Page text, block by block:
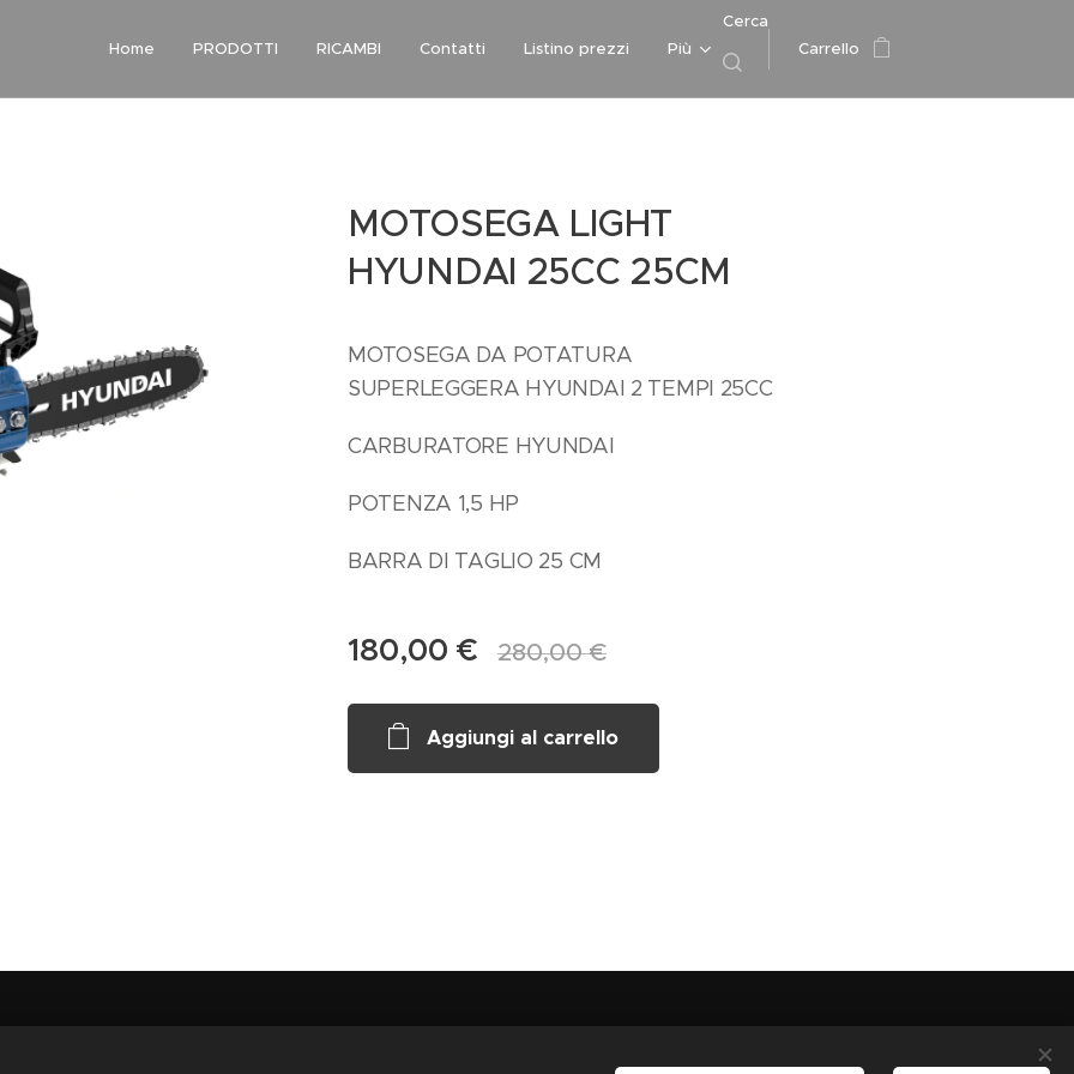
Home PRODOTTI RICAMBI Contatti Listino prezzi Più
Cerca
Carrello
MOTOSEGA LIGHT
HYUNDAI 25CC 25CM
MOTOSEGA DA POTATURA
SUPERLEGGERA HYUNDAI 2 TEMPI 25CC
CARBURATORE HYUNDAI
POTENZA 1,5 HP
BARRA DI TAGLIO 25 CM
180,00 € 280,00€
Aggiungi al carrello